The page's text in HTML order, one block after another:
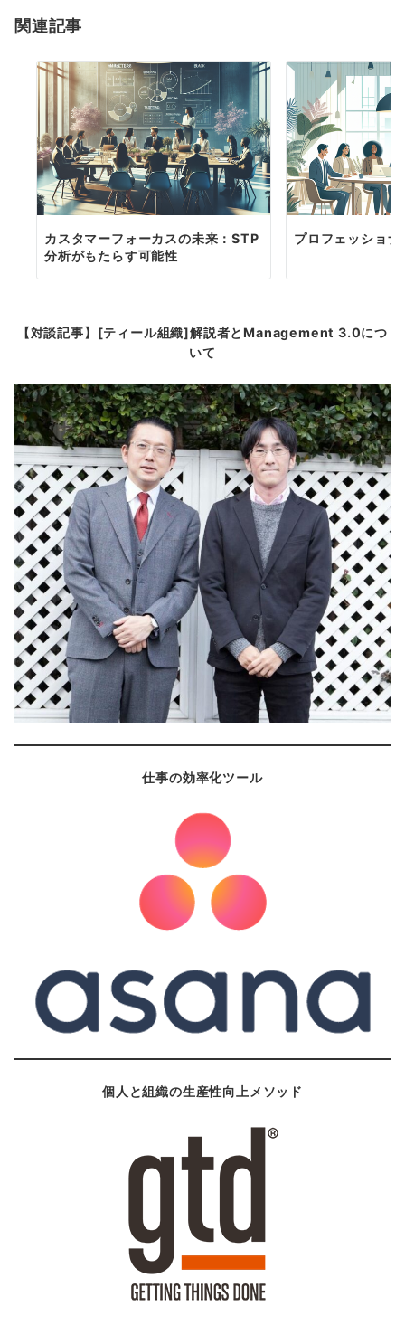
ー
関連記事
カスタマーフォーカスの未来：STP
分析がもたらす可能性
プロフェッショ
【対談記事】[ティール組織]解説者とManagement 3.0につ
いて
仕事の効率化ツール
個人と組織の生産性向上メソッド